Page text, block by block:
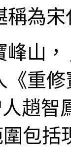
稱為
山，
《重
趙智
包括